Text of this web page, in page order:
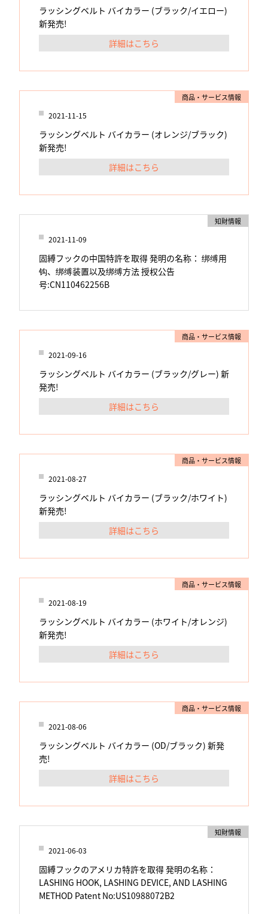
ラッシングベルト バイカラー (ブラック/イエロー)
新発売!
詳細はこちら
2021-11-15
商品・サービス情報
ラッシングベルト バイカラー (オレンジ/ブラック)
新発売!
詳細はこちら
2021-11-09
知財情報
固縛フックの中国特許を取得 発明の名称： 绑缚用
钩、绑缚装置以及绑缚方法 授权公告
号:CN110462256B
2021-09-16
商品・サービス情報
ラッシングベルト バイカラー (ブラック/グレー) 新
発売!
詳細はこちら
2021-08-27
商品・サービス情報
ラッシングベルト バイカラー (ブラック/ホワイト)
新発売!
詳細はこちら
2021-08-19
商品・サービス情報
ラッシングベルト バイカラー (ホワイト/オレンジ)
新発売!
詳細はこちら
2021-08-06
商品・サービス情報
ラッシングベルト バイカラー (OD/ブラック) 新発
売!
詳細はこちら
2021-06-03
知財情報
固縛フックのアメリカ特許を取得 発明の名称：
LASHING HOOK, LASHING DEVICE, AND LASHING
METHOD Patent No:US10988072B2